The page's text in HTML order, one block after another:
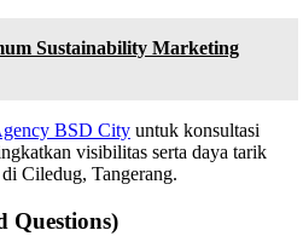
Sustainability Marketing
BSD City untuk konsultasi
visibilitas serta daya tarik
Ciledug, Tangerang.
Questions)